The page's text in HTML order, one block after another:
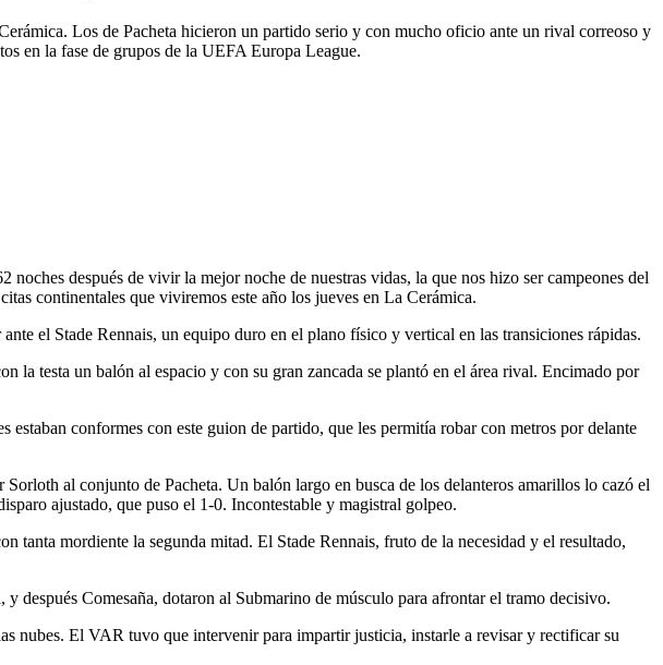
Los de Pacheta hicieron un partido serio y con mucho oficio ante un rival correoso y
en la fase de grupos de la UEFA Europa League.
después de vivir la mejor noche de nuestras vidas, la que nos hizo ser campeones del
continentales que viviremos este año los jueves en La Cerámica.
el Stade Rennais, un equipo duro en el plano físico y vertical en las transiciones rápidas.
testa un balón al espacio y con su gran zancada se plantó en el área rival. Encimado por
conformes con este guion de partido, que les permitía robar con metros por delante
al conjunto de Pacheta. Un balón largo en busca de los delanteros amarillos lo cazó el
ajustado, que puso el 1-0. Incontestable y magistral golpeo.
tanta mordiente la segunda mitad. El Stade Rennais, fruto de la necesidad y el resultado,
después Comesaña, dotaron al Submarino de músculo para afrontar el tramo decisivo.
nubes. El VAR tuvo que intervenir para impartir justicia, instarle a revisar y rectificar su